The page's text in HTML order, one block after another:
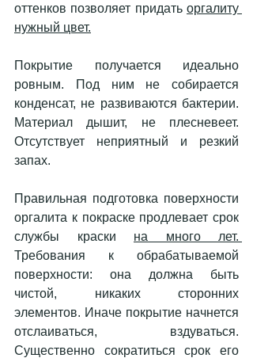
оттенков позволяет придать оргалиту
нужный цвет.
Покрытие получается идеально
ровным. Под ним не собирается
конденсат, не развиваются бактерии.
Материал дышит, не плесневеет.
Отсутствует неприятный и резкий
запах.
Правильная подготовка поверхности
оргалита к покраске продлевает срок
службы краски
Требования к обрабатываемой
поверхности: она должна быть
чистой, никаких сторонних
элементов. Иначе покрытие начнется
отслаиваться, вздуваться.
Существенно сократиться срок его